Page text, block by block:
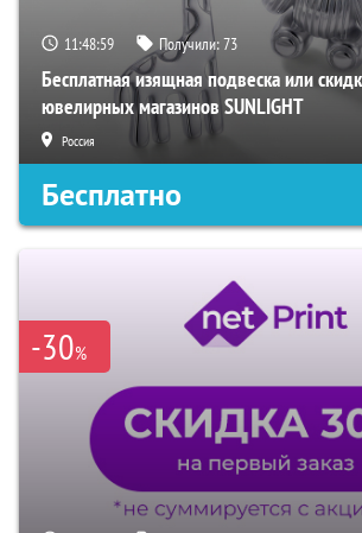
11:48:58 Получили:73
Бесплатная изящная подвеска или
ювелирных магазинов SUNLIGHT
Россия
Бесплатно
-30%